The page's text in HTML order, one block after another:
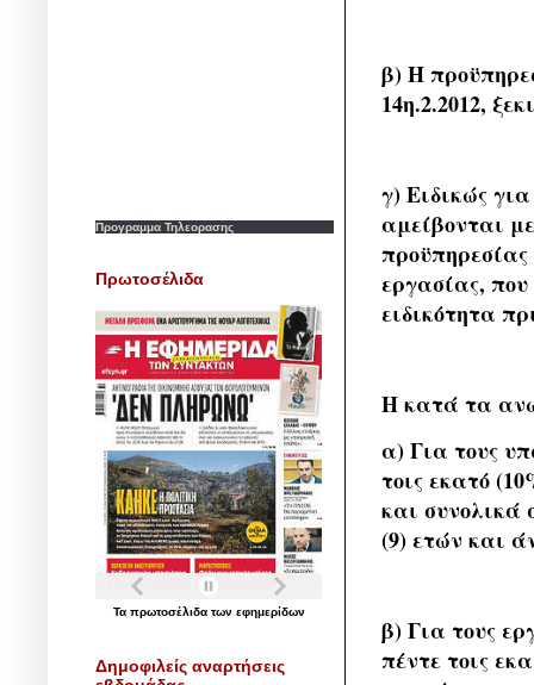
β) Η
14η.2.2012,
γ) Ειδικώς
αμείβονται
εργασίας, που
ειδικότητα
Η κατά τα
α) Για τους
τοις εκατό
και συνολικά
(9) ετών και
β) Για τους
πέντε τοις
Προγραμμα Τηλεορασης
Πρωτοσέλιδα
Τα πρωτοσέλιδα των εφημερίδων
Δημοφιλείς αναρτήσεις